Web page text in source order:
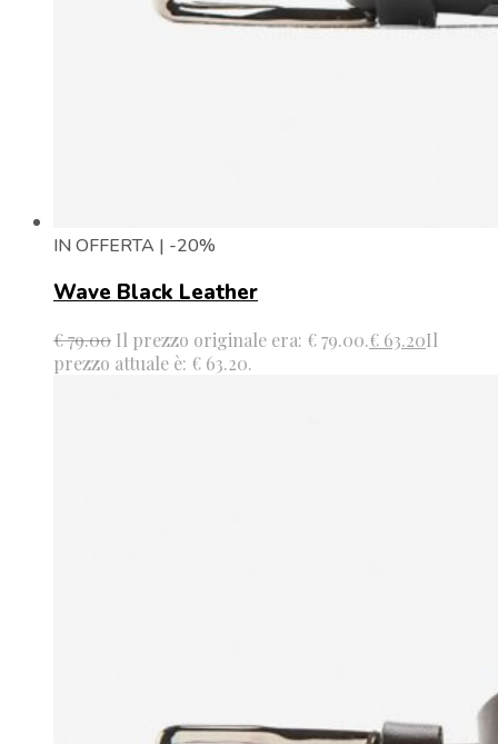
IN OFFERTA | -20%
Wave Black Leather
€79.00 Il prezzo originale era: € 79.00.€ 63.20Il
prezzo attuale è: € 63.20.